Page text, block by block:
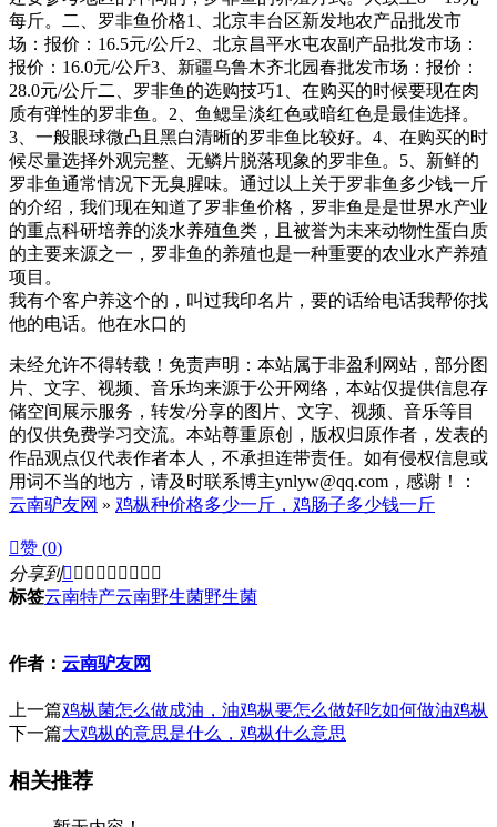
每斤。二、罗非鱼价格1、北京丰台区新发地农产品批发市
场：报价：16.5元/公斤2、北京昌平水屯农副产品批发市场：
报价：16.0元/公斤3、新疆乌鲁木齐北园春批发市场：报价：
28.0元/公斤二、罗非鱼的选购技巧1、在购买的时候要现在肉
质有弹性的罗非鱼。2、鱼鳃呈淡红色或暗红色是最佳选择。
3、一般眼球微凸且黑白清晰的罗非鱼比较好。4、在购买的时
候尽量选择外观完整、无鳞片脱落现象的罗非鱼。5、新鲜的
罗非鱼通常情况下无臭腥味。通过以上关于罗非鱼多少钱一斤
的介绍，我们现在知道了罗非鱼价格，罗非鱼是是世界水产业
的重点科研培养的淡水养殖鱼类，且被誉为未来动物性蛋白质
的主要来源之一，罗非鱼的养殖也是一种重要的农业水产养殖
项目。
我有个客户养这个的，叫过我印名片，要的话给电话我帮你找
他的电话。他在水口的
未经允许不得转载！免责声明：本站属于非盈利网站，部分图
片、文字、视频、音乐均来源于公开网络，本站仅提供信息存
储空间展示服务，转发/分享的图片、文字、视频、音乐等目
的仅供免费学习交流。本站尊重原创，版权归原作者，发表的
作品观点仅代表作者本人，不承担连带责任。如有侵权信息或
用词不当的地方，请及时联系博主ynlyw@qq.com，感谢！：
云南驴友网 » 鸡枞种价格多少一斤，鸡肠子多少钱一斤
赞 (0)
分享到        
标签云南特产云南野生菌野生菌
作者： 云南驴友网
上一篇鸡枞菌怎么做成油，油鸡枞要怎么做好吃如何做油鸡枞
下一篇大鸡枞的意思是什么，鸡枞什么意思
相关推荐